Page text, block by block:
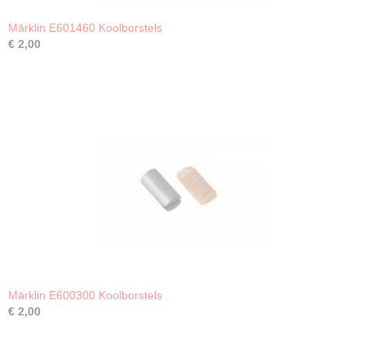
Märklin E601460 Koolborstels
€ 2,00
Märklin E600300 Koolborstels
€ 2,00